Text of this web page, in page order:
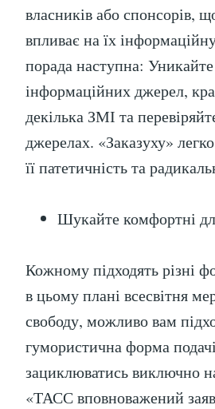
власників або спонсорів,
впливає на їх
порада наступна:
інформаційних джерел,
декілька ЗМІ та
джерелах. «Заказуху»
її патетичність та
Шукайте комфортні
Кожному підходять різні
в цьому плані всесвітня
свободу, можливо вам
гумористична форма
зациклюватись виключно
«ТАСС вповноважений